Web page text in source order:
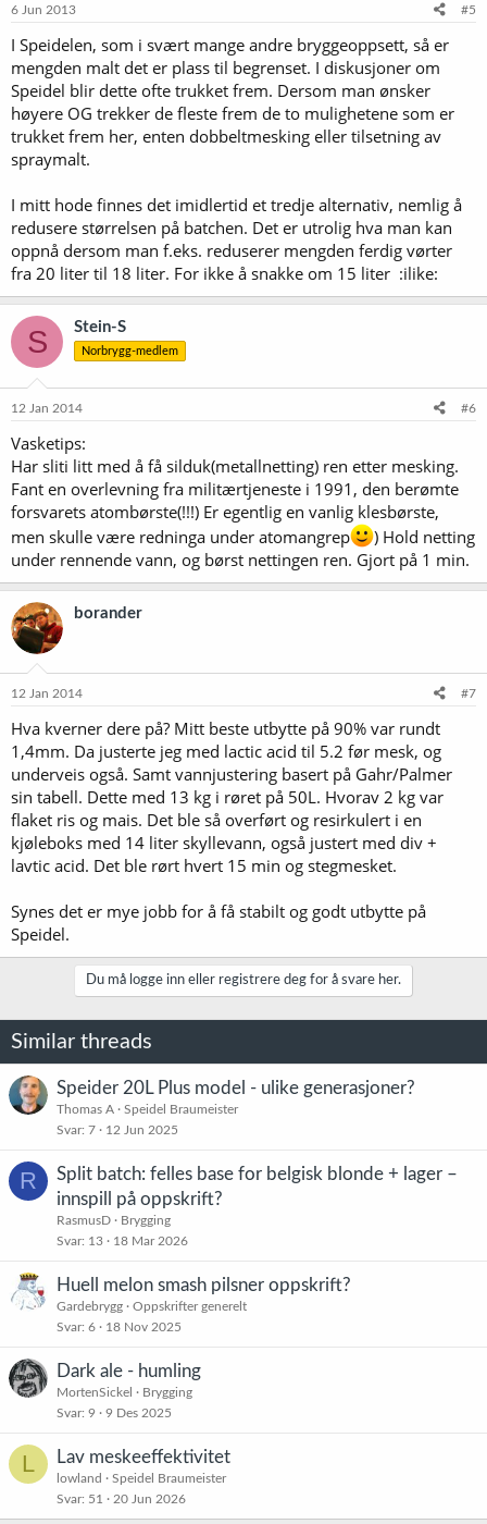
6 Jun 2013 #5
I Speidelen, som i svært mange andre bryggeoppsett, så er
mengden malt det er plass til begrenset. I diskusjoner om
Speidel blir dette ofte trukket frem. Dersom man ønsker
høyere OG trekker de fleste frem de to mulighetene som er
trukket frem her, enten dobbeltmesking eller tilsetning av
spraymalt.
I mitt hode finnes det imidlertid et tredje alternativ, nemlig å
redusere størrelsen på batchen. Det er utrolig hva man kan
oppnå dersom man f.eks. reduserer mengden ferdig vørter
fra 20 liter til 18 liter. For ikke å snakke om 15 liter :ilike:
S Stein-S
Norbrygg-medlem
12 Jan 2014 #6
Vasketips:
Har sliti litt med å få silduk(metallnetting) ren etter mesking.
Fant en overlevning fra militærtjeneste i 1991, den berømte
forsvarets atombørste(!!!) Er egentlig en vanlig klesbørste,
men skulle være redninga under atomangrep
) Hold netting
under rennende vann, og børst nettingen ren. Gjort på 1 min.
borander
12 Jan 2014 #7
Hva kverner dere på? Mitt beste utbytte på 90% var rundt
1,4mm. Da justerte jeg med lactic acid til 5.2 før mesk, og
underveis også. Samt vannjustering basert på Gahr/Palmer
sin tabell. Dette med 13 kg i røret på 50L. Hvorav 2 kg var
flaket ris og mais. Det ble så overført og resirkulert i en
kjøleboks med 14 liter skyllevann, også justert med div +
lavtic acid. Det ble rørt hvert 15 min og stegmesket.
Synes det er mye jobb for å få stabilt og godt utbytte på
Speidel.
Du må logge inn eller registrere deg for å svare her.
Similar threads
Speider 20L Plus model - ulike generasjoner?
Thomas A
Speidel Braumeister
Svar 7 12 Jun 2025
R
Split batch: felles base for belgisk blonde + lager –
innspill på oppskrift?
RasmusD
Brygging
Svar 13 18 Mar 2026
Huell melon smash pilsner oppskrift?
Gardebrygg
Oppskrifter generelt
Svar 6 18 Nov 2025
Dark ale - humling
MortenSickel
Brygging
Svar 9 9 Des 2025
L Lav meskeeffektivitet
lowland
Speidel Braumeister
Svar 51 20 Jun 2026